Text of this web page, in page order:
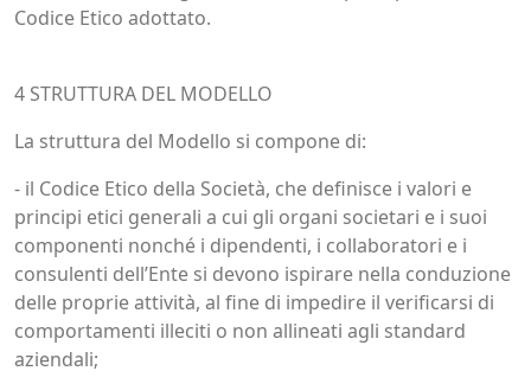
Codice Etico adottato.
4 STRUTTURA DEL MODELLO
La struttura del Modello si compone di:
- il Codice Etico della Società, che definisce i valori e
principi etici generali a cui gli organi societari e i suoi
componenti nonché i dipendenti, i collaboratori e i
consulenti dell’Ente si devono ispirare nella conduzione
delle proprie attività, al fine di impedire il verificarsi di
comportamenti illeciti o non allineati agli standard
aziendali;